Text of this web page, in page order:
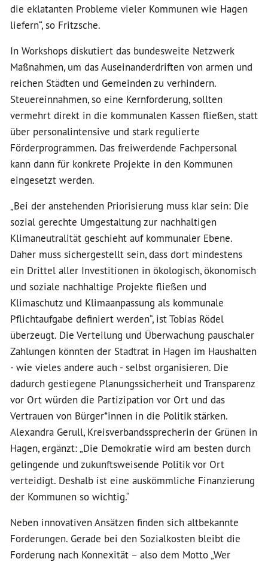
die eklatanten Probleme vieler Kommunen wie Hagen
liefern“, so Fritzsche.
In Workshops diskutiert das bundesweite Netzwerk
Maßnahmen, um das Auseinanderdriften von armen und
reichen Städten und Gemeinden zu verhindern.
Steuereinnahmen, so eine Kernforderung, sollten
vermehrt direkt in die kommunalen Kassen fließen, statt
über personalintensive und stark regulierte
Förderprogrammen. Das freiwerdende Fachpersonal
kann dann für konkrete Projekte in den Kommunen
eingesetzt werden.
„Bei der anstehenden Priorisierung muss klar sein: Die
sozial gerechte Umgestaltung zur nachhaltigen
Klimaneutralität geschieht auf kommunaler Ebene.
Daher muss sichergestellt sein, dass dort mindestens
ein Drittel aller Investitionen in ökologisch, ökonomisch
und soziale nachhaltige Projekte fließen und
Klimaschutz und Klimaanpassung als kommunale
Pflichtaufgabe definiert werden“, ist Tobias Rödel
überzeugt. Die Verteilung und Überwachung pauschaler
Zahlungen könnten der Stadtrat in Hagen im Haushalten
- wie vieles andere auch - selbst organisieren. Die
dadurch gestiegene Planungssicherheit und Transparenz
vor Ort würden die Partizipation vor Ort und das
Vertrauen von Bürger*innen in die Politik stärken.
Alexandra Gerull, Kreisverbandssprecherin der Grünen in
Hagen, ergänzt: „Die Demokratie wird am besten durch
gelingende und zukunftsweisende Politik vor Ort
verteidigt. Deshalb ist eine auskömmliche Finanzierung
der Kommunen so wichtig.“
Neben innovativen Ansätzen finden sich altbekannte
Forderungen. Gerade bei den Sozialkosten bleibt die
Forderung nach Konnexität – also dem Motto „Wer